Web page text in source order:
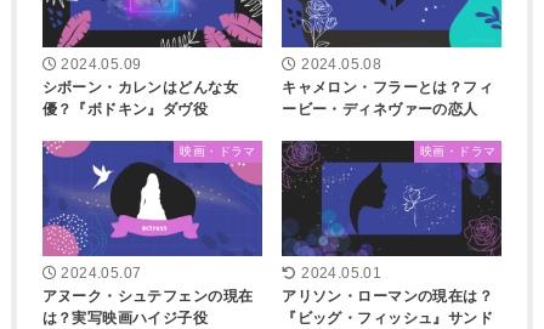
2024.05.09
シボーン・カレンはどんな女
優？『ボドキン』ダヴ役
2024.05.08
キャメロン・フラーとは？フィ
ービー・ディネヴァーの恋人
映画・ドラマ
2024.05.07
アヌーク・シュテフェンの現在
は？実写映画ハイジ子役
映画・ドラマ
2024.05.01
アリソン・ローマンの現在は？
『ビッグ・フィッシュ』サンド